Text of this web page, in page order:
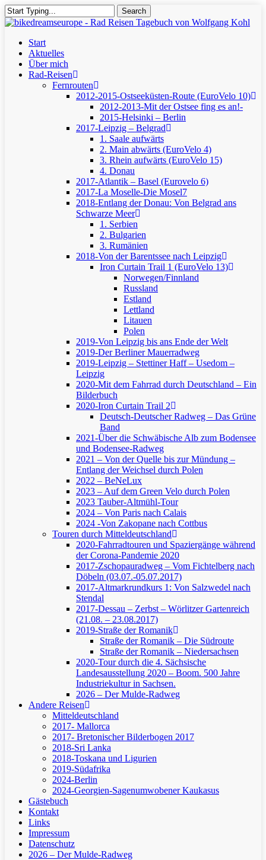
Skip
to
content
Search
Close
Menu
Start
Aktuelles
Über mich
Rad-Reisen
Fernrouten
2012-2015-Ostseeküsten-Route (EuroVelo 10)
2012-2013-Mit der Ostsee fing es an!-
2015-Helsinki – Berlin
2017-Leipzig – Belgrad
1. Saale aufwärts
2. Main abwärts (EuroVelo 4)
3. Rhein aufwärts (EuroVelo 15)
4. Donau
2017-Atlantik – Basel (Eurovelo 6)
2017-La Moselle-Die Mosel7
2018-Entlang der Donau: Von Belgrad ans
Schwarze Meer
1. Serbien
2. Bulgarien
3. Rumänien
2018-Von der Barentssee nach Leipzig
Iron Curtain Trail 1 (EuroVelo 13)
Norwegen/Finnland
Russland
Estland
Lettland
Litauen
Polen
2019-Von Leipzig bis ans Ende der Welt
2019-Der Berliner Mauerradweg
2019-Leipzig – Stettiner Haff – Usedom –
Leipzig
2020-Mit dem Fahrrad durch Deutschland – Ein
Bilderbuch
2020-Iron Curtain Trail 2
Deutsch-Deutscher Radweg – Das Grüne
Band
2021-Über die Schwäbische Alb zum Bodensee
und Bodensee-Radweg
2021 – Von der Quelle bis zur Mündung –
Entlang der Weichsel durch Polen
2022 – BeNeLux
2023 – Auf dem Green Velo durch Polen
2023 Tauber-Altmühl-Tour
2024 – Von Paris nach Calais
2024 -Von Zakopane nach Cottbus
Touren durch Mitteldeutschland
2020-Fahrradtouren und Spaziergänge während
der Corona-Pandemie 2020
2017-Zschopauradweg – Vom Fichtelberg nach
Döbeln (03.07.-05.07.2017)
2017-Altmarkrundkurs 1: Von Salzwedel nach
Stendal
2017-Dessau – Zerbst – Wörlitzer Gartenreich
(21.08. – 23.08.2017)
2019-Straße der Romanik
Straße der Romanik – Die Südroute
Straße der Romanik – Niedersachsen
2020-Tour durch die 4. Sächsische
Landesausstellung 2020 – Boom. 500 Jahre
Industriekultur in Sachsen.
2026 – Der Mulde-Radweg
Andere Reisen
Mitteldeutschland
2017- Mallorca
2017- Bretonischer Bilderbogen 2017
2018-Sri Lanka
2018-Toskana und Ligurien
2019-Südafrika
2024-Berlin
2024-Georgien-Sagenumwobener Kaukasus
Gästebuch
Kontakt
Links
Impressum
Datenschutz
2026 – Der Mulde-Radweg